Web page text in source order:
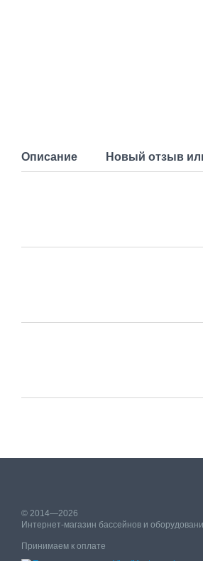
Описание Новый отзыв
© 2014—2026
Интернет-магазин бассейнов и
Принимаем к оплате